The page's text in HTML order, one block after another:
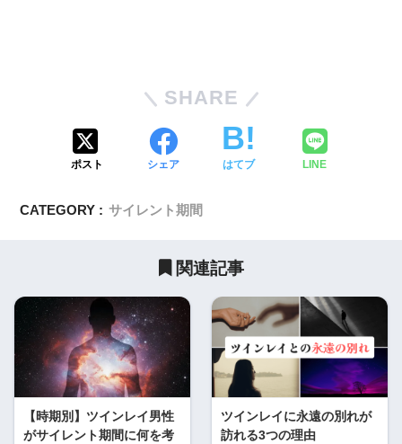
SHARE
ポスト シェア はてブ LINE
CATEGORY : サイレント期間
関連記事
【時期別】ツインレイ男性
がサイレント期間に何を考
ツインレイに永遠の別れが
訪れる3つの理由